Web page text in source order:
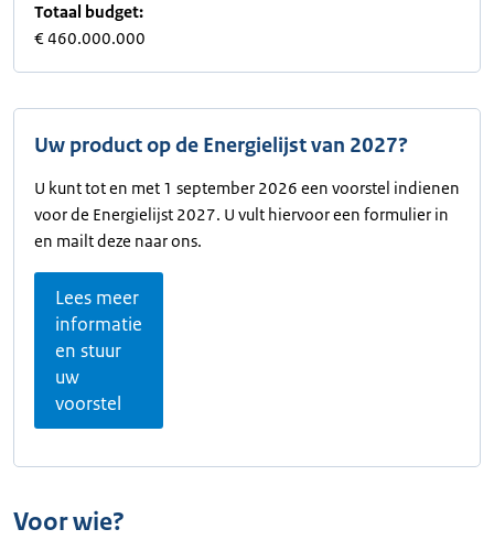
Totaal budget:
€ 460.000.000
Uw product op de Energielijst van 2027?
U kunt tot en met 1 september 2026 een voorstel indienen
voor de Energielijst 2027. U vult hiervoor een formulier in
en mailt deze naar ons.
Lees meer
informatie
en stuur
uw
voorstel
Voor wie?